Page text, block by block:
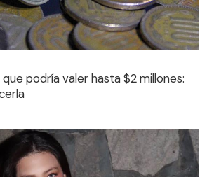
podría valer hasta $2 millones: